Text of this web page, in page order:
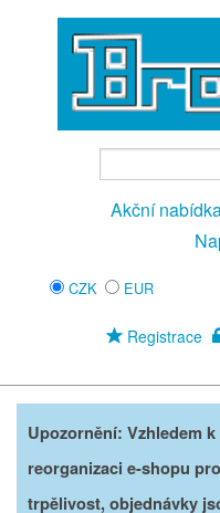
Akční
CZK EUR
Registrace
Upozornění: Vzhledem
reorganizaci e-shopu
trpělivost, objednávky